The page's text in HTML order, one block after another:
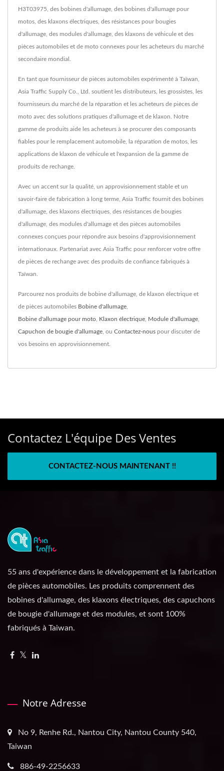
H3T03975, des bobines d'allumage, des bobines d'allumage pour
motos, des klaxons électriques, des résistances pour bougies
d'allumage, des modules d'allumage, des klaxons de véhicule et des
pièces automobiles et de moto connexes pour les acheteurs du marché
secondaire mondial.
En tant que fournisseur de pièces automobiles expérimenté à Taïwan,
Asia Traffic Supply Co., Ltd. soutient les distributeurs, les grossistes, les
fournisseurs du marché de la réparation et les acheteurs de pièces de
moto avec des solutions pratiques d'allumage et de klaxon. Notre
gamme de produits aide les acheteurs à se procurer des composants
fiables pour le remplacement automobile, la réparation de motos, les
applications de klaxon de véhicule et l'expansion de la gamme de
produits de rechange.
Avec un accent sur la qualité, un approvisionnement stable et un
savoir-faire de fabrication à long terme, Asia Traffic fournit des bobines
d'allumage, des klaxons électriques, des résistances de bougies
d'allumage, des modules d'allumage et des pièces automobiles
connexes conçues pour répondre aux besoins d'approvisionnement
internationaux. Partenariat avec Asia Traffic pour renforcer votre offre
de pièces de rechange avec des produits de confiance fabriqués à
Taïwan.
Parcourez nos produits de bobine d'allumage, de klaxon électrique et
de pièces automobiles Bobine d'allumage
Bobine d'allumage pour moto Klaxon électrique Module d'allumage
Capuchon de bougie d'allumage , ou Contactez-nous pour discuter de
vos besoins en approvisionnement.
Contactez L'équipe Des Ventes
CONTACTEZ-NOUS MAINTENANT !!
55 ans d'expérience dans le développement et la fabrication
de pièces automobiles. Les produits comprennent des
bobines d'allumage, des klaxons électriques, des capuchons
de bougie d'allumage et des modules, et sont 100%
fabriqués à Taiwan.
Notre Adresse
No 9, Renhe Rd., Nantou City, Nantou County 540,
Taiwan
886-49-2256633